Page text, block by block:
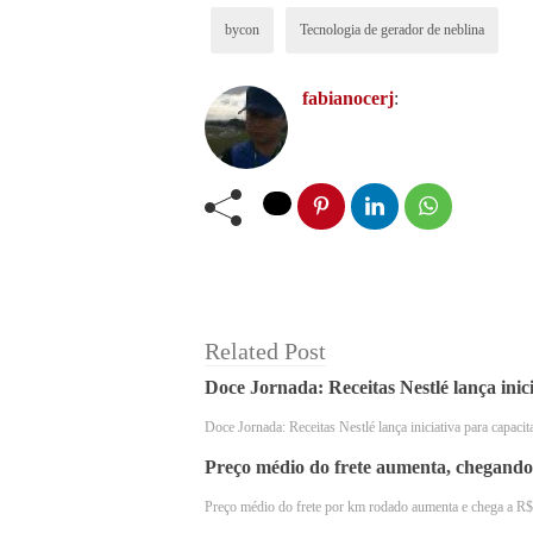
O crescimento exponencial na
logísticos, muitas vezes abarrotados
Nesse cenário, investir em
bycon Tecnologia de gerador de neblina
fabianocerj:
Related Post
Doce Jornada: Receitas Nestlé lança
Doce Jornada: Receitas Nestlé lança iniciativa para
Preço médio do frete aumenta,
Preço médio do frete por km rodado aumenta e chega a